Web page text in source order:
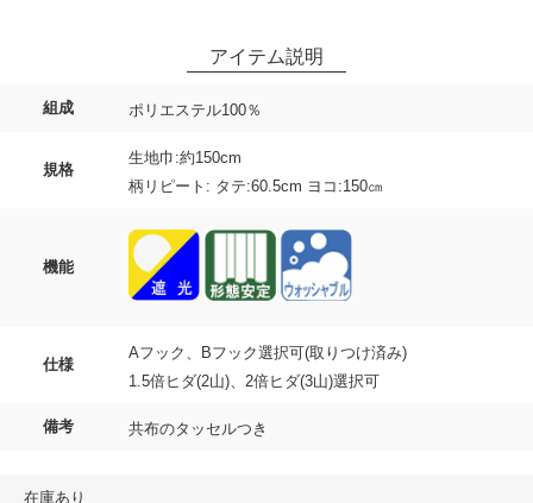
組成 ポリエステル100％
規格
生地巾:約150cm
柄リピート: タテ:60.5cm ヨコ:150㎝
機能
仕様
Aフック、Bフック選択可(取りつけ済み)
1.5倍ヒダ(2山)、2倍ヒダ(3山)選択可
備考 共布のタッセルつき
在庫あり